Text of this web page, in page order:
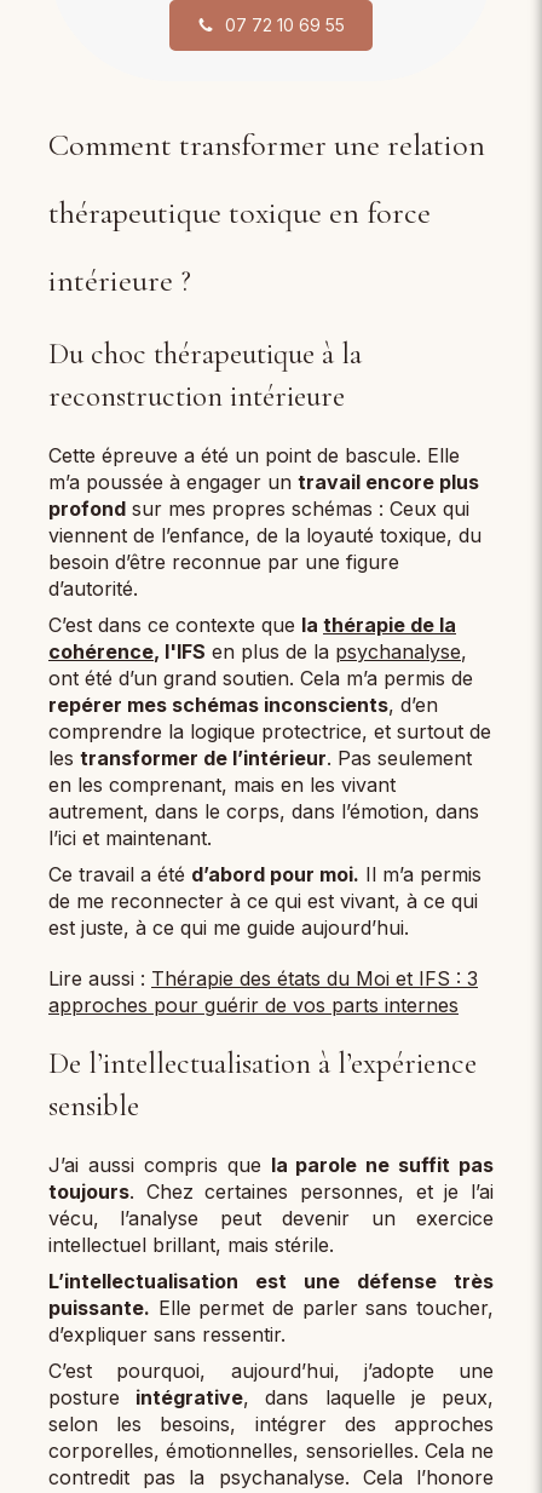
07 72 10 69 55
Comment transformer une relation
thérapeutique toxique en force
intérieure ?
Du choc thérapeutique à la
reconstruction intérieure
Cette épreuve a été un point de bascule. Elle
m’a poussée à engager un travail encore plus
profond sur mes propres schémas : Ceux qui
viennent de l’enfance, de la loyauté toxique, du
besoin d’être reconnue par une figure
d’autorité.
C’est dans ce contexte que la thérapie de la
cohérence, l'IFS en plus de la psychanalyse,
ont été d’un grand soutien. Cela m’a permis de
repérer mes schémas inconscients, d’en
comprendre la logique protectrice, et surtout de
les transformer de l’intérieur. Pas seulement
en les comprenant, mais en les vivant
autrement, dans le corps, dans l’émotion, dans
l’ici et maintenant.
Ce travail a été d’abord pour moi. Il m’a permis
de me reconnecter à ce qui est vivant, à ce qui
est juste, à ce qui me guide aujourd’hui.
Lire aussi : Thérapie des états du Moi et IFS : 3
approches pour guérir de vos parts internes
De l’intellectualisation à l’expérience
sensible
J’ai aussi compris que la parole ne suffit pas
toujours. Chez certaines personnes, et je l’ai
vécu, l’analyse peut devenir un exercice
intellectuel brillant, mais stérile.
L’intellectualisation est une défense très
puissante. Elle permet de parler sans toucher,
d’expliquer sans ressentir.
C’est pourquoi, aujourd’hui, j’adopte une
posture intégrative, dans laquelle je peux,
selon les besoins, intégrer des approches
corporelles, émotionnelles, sensorielles. Cela ne
contredit pas la psychanalyse. Cela l’honore